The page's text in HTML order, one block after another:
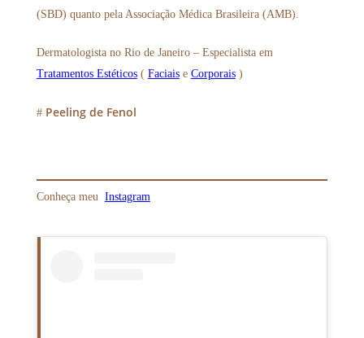
(SBD) quanto pela Associação Médica Brasileira (AMB).
Dermatologista no Rio de Janeiro – Especialista em
Tratamentos Estéticos( Faciaise Corporais)
# Peeling de Fenol
Conheça meu Instagram